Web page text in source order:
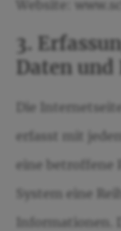
Website:
3.
Daten
Die
erfasst mit
eine betroffene
System eine
Informationen.